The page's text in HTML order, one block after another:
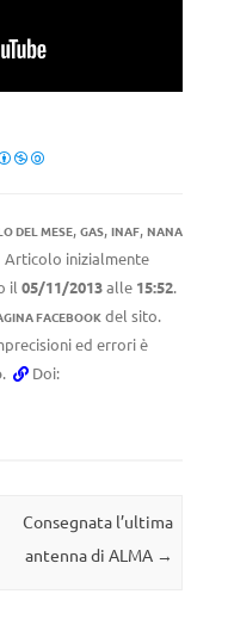
DEL MESE, GAS, INAF, NANA
Articolo inizialmente
il 05/11/2013alle 15:52.
FACEBOOK del sito.
ed errori è
. Doi:
Consegnata l’ultima
antenna di ALMA →